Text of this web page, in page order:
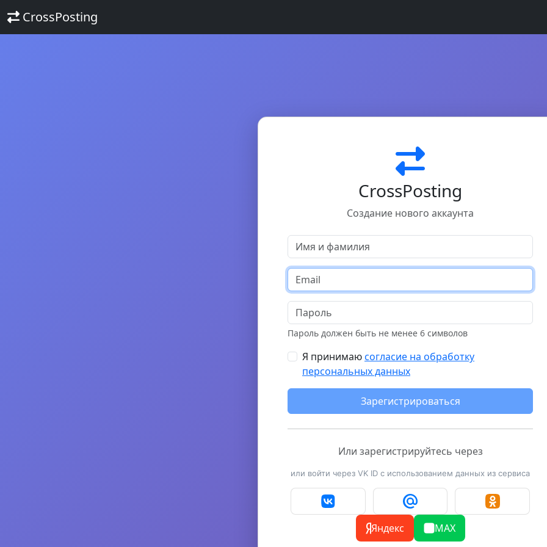
CrossPosting
CrossPosting
Создание нового аккаунта
Пароль должен быть не менее 6 символов
Я принимаюсогласие на обработку
персональных данных
Зарегистрироваться
Или зарегистрируйтесь через
или войти через VK ID с использованием данных из сервиса
Яндекс MAX